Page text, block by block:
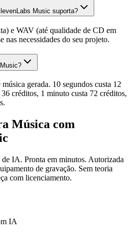
Music suporta?
e WAV (até qualidade de CD em
nas necessidades do seu projeto.
gerada. 10 segundos custa 12
créditos, 1 minuto custa 72 créditos,
Música com
IA. Pronta em minutos. Autorizada
de gravação. Sem teoria
com licenciamento.
IA